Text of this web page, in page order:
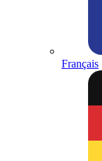
Français